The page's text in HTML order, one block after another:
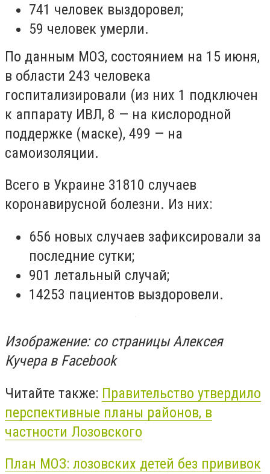
741 человек выздоровел;
59 человек умерли.
По данным МОЗ, состоянием на 15 июня,
в области 243 человека
госпитализировали (из них 1 подключен
к аппарату ИВЛ, 8 — на кислородной
поддержке (маске), 499 — на
самоизоляции.
Всего в Украине 31810 случаев
коронавирусной болезни. Из них:
656 новых случаев зафиксировали за
последние сутки;
901 летальный случай;
14253 пациентов выздоровели.
Изображение: со страницы Алексея
Кучера в Facebook
Читайте также: Правительство утвердило
перспективные планы районов, в
частности Лозовского
План МОЗ: лозовских детей без прививок